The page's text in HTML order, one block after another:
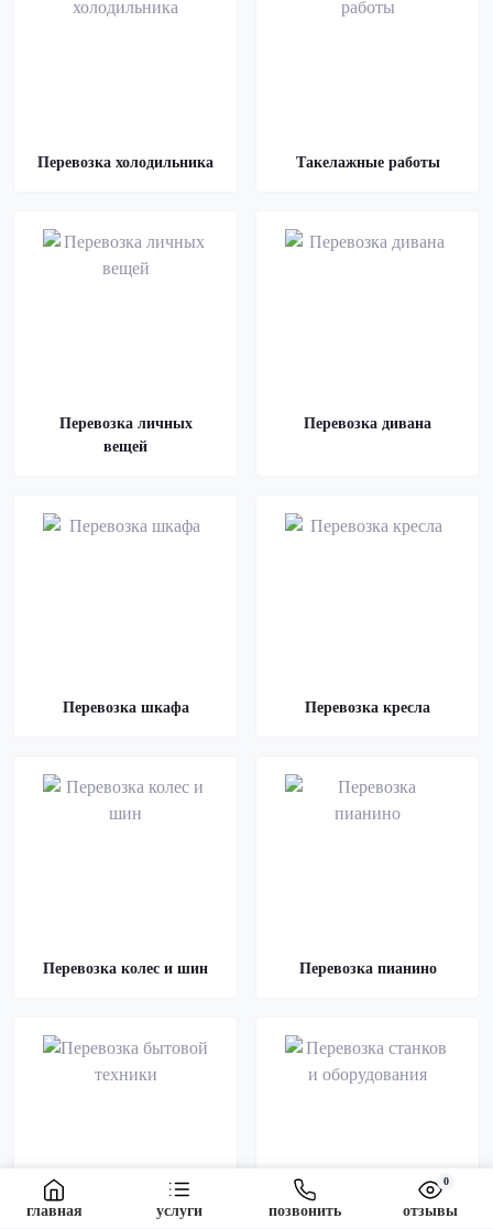
главная услуги позвонить отзывы
0
Перевозка холодильника Такелажные работы
Перевозка личных
вещей
Перевозка дивана
Перевозка шкафа Перевозка кресла
Перевозка колес и шин Перевозка пианино